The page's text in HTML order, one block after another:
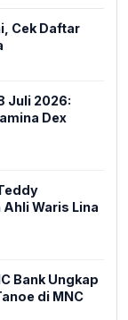
Cek Daftar
Juli 2026:
Dex
Waris Lina
Bank Ungkap
di MNC